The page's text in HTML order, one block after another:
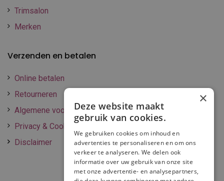
Trimsalon
Merken
Verzenden en betalen
Online betalen
Retourneren
Algemene voorwaarden
Privacy & Cookie policy
Disclaimer
×
Deze website maakt
gebruik van cookies.
We gebruiken cookies om inhoud en
advertenties te personaliseren en om ons
verkeer te analyseren. We delen ook
informatie over uw gebruik van onze site
met onze advertentie- en analysepartners,